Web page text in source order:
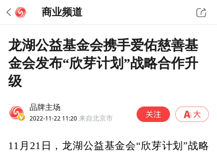
商业频道
龙湖公益基金会携手爱佑慈善基
金会发布“欣芽计划”战略合作升
级
品牌主场
2022-11-22 11:20 来自北京市
11月21日，龙湖公益基金会“欣芽计划”战略